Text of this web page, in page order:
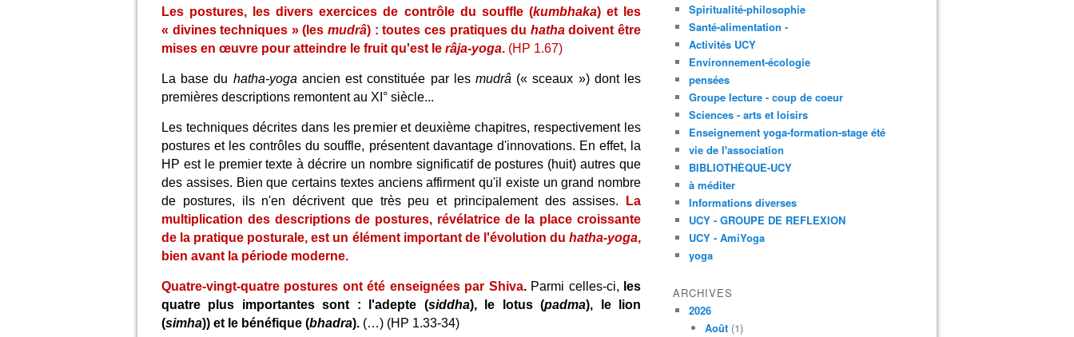
Les postures, les divers exercices de contrôle du souffle (kumbhaka) et les
« divines techniques » (lesmudrâ) : toutes ces pratiques du hathadoivent être
mises en œuvre pour atteindre le fruit qu'est le râja-yoga. (HP 1.67)
La base du hatha-yoga ancien est constituée par les mudrâ (« sceaux ») dont les
premières descriptions remontent au XI° siècle...
Les techniques décrites dans les premier et deuxième chapitres, respectivement les
postures et les contrôles du souffle, présentent davantage d'innovations. En effet, la
HP est le premier texte à décrire un nombre significatif de postures (huit) autres que
des assises. Bien que certains textes anciens affirment qu'il existe un grand nombre
de postures, ils n'en décrivent que très peu et principalement des assises.
La
multiplication des descriptions de postures, révélatrice de la place croissante
de la pratique posturale, est un élément important de l'évolution du hatha-yoga,
bien avant la période moderne.
Quatre-vingt-quatre postures ont été enseignées par Shiva.Parmi celles-ci, les
quatre plus importantes sont : l'adepte (siddha), le lotus (padma), le lion
(simha)) et le bénéfique (bhadra). (…) (HP 1.33-34)
Spiritualité-philosophie
Santé-alimentation -
Activités UCY
Environnement-écologie
pensées
Groupe lecture - coup de coeur
Sciences - arts et loisirs
Enseignement yoga-formation-stage été
vie de l'association
BIBLIOTHÈQUE-UCY
à méditer
Informations diverses
UCY - GROUPE DE REFLEXION
UCY - AmiYoga
yoga
ARCHIVES
2026
Août (1)